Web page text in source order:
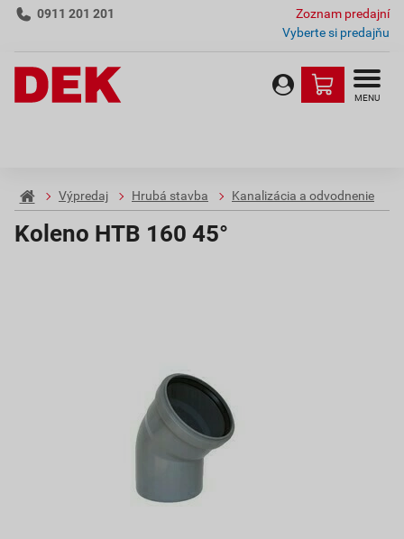
0911 201 201
Zoznam predajní
Vyberte si predajňu
MENU
Výpredaj Hrubá stavba Kanalizácia a odvodnenie
Koleno HTB 160 45°